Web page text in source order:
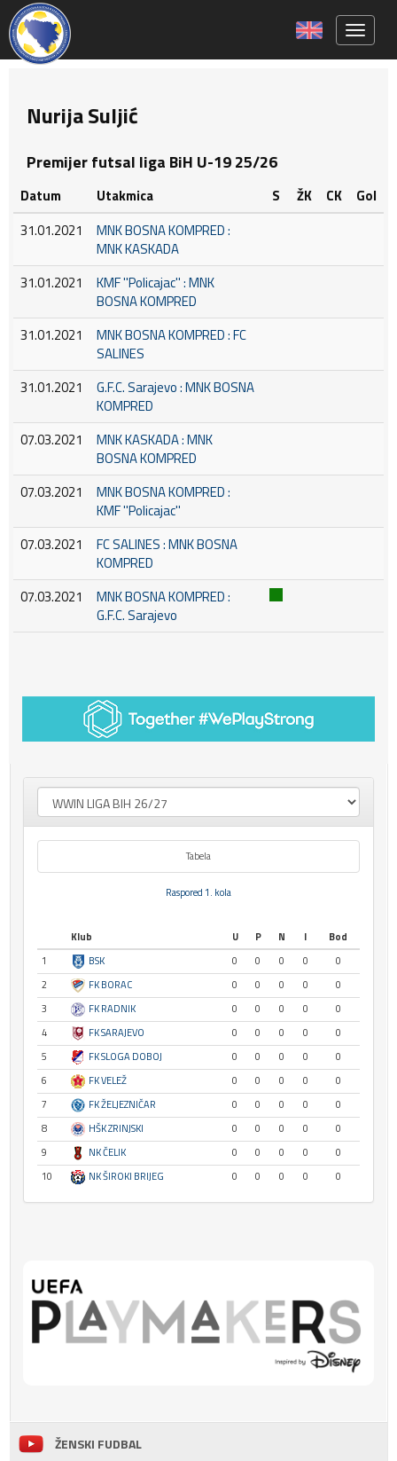
Nurija Suljić
Premijer futsal liga BiH U-19 25/26
Datum Utakmica S ŽK CK
Gol
31.01.2021
MNK BOSNA KOMPRED :
MNK KASKADA
31.01.2021
KMF ''Policajac'' : MNK
BOSNA KOMPRED
31.01.2021
MNK BOSNA KOMPRED : FC
SALINES
31.01.2021
G.F.C. Sarajevo : MNK BOSNA
KOMPRED
07.03.2021
MNK KASKADA : MNK
BOSNA KOMPRED
07.03.2021
MNK BOSNA KOMPRED :
KMF ''Policajac''
07.03.2021
FC SALINES : MNK BOSNA
KOMPRED
07.03.2021
MNK BOSNA KOMPRED :
G.F.C. Sarajevo
Tabela
Raspored 1. kola
Klub U P N I
Bod
1
BSK 0 0 0 0
0
2
FK BORAC 0 0 0 0
0
3
FK RADNIK 0 0 0 0
0
4
FK SARAJEVO 0 0 0 0
0
5
FK SLOGA DOBOJ 0 0 0 0
0
6
FK VELEŽ 0 0 0 0
0
7
FK ŽELJEZNIČAR 0 0 0 0
0
8
HŠK ZRINJSKI 0 0 0 0
0
9
NK ČELIK 0 0 0 0
0
10
NK ŠIROKI BRIJEG 0 0 0 0 0
ŽENSKI FUDBAL